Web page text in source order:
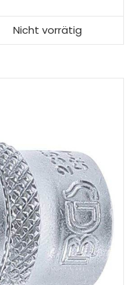
Nicht vorrätig